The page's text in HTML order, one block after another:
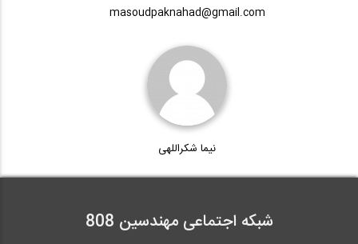
ورودآيين نامه ايران به آخرين ورژن نرم...
بازدید از غرفه شرکت پویا گستر ، سازنده...
masoudpaknahad@gmail.com
نیما شکراللهی
شبکه اجتماعی مهندسین 808